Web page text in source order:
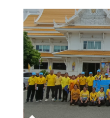
จุดชมวิวลานหินโคร่ง หมู่ 7
จังหวัดจันทบุรี ​ ​ ​ ​ ​ ​ ​ ​ ​ ​ กิจกรรมดังกล่าวจัดขึ้นโดยศูนย์อำนวย
การจิตอาสาพระราชทาน เ
บำเพ็ญประโยชน์ต่อส่วนรวม
พัฒนาพื้นที่ ได้แก่ การทำคว
แวดล้อมของสะพานและชาย
เสริมสร้างจิตสำนึกในการอ